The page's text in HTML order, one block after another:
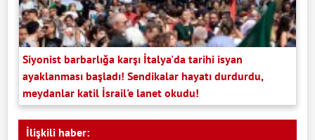
Siyonist barbarlığa karşı İtalya'da tarihi isyan
ayaklanması başladı! Sendikalar hayatı durdurdu,
meydanlar katil İsrail'e lanet okudu!
İlişkili haber: